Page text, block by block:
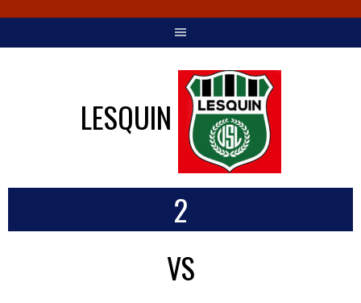
LESQUIN
2
VS